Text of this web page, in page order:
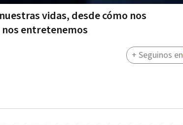
vidas, desde cómo nos
entretenemos
+ Seguinos en